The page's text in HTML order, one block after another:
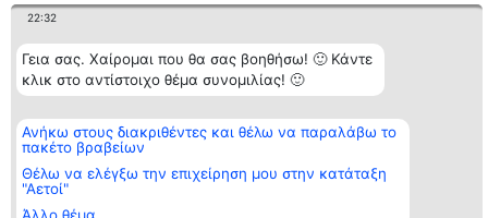
22:32
Γεια σας. Χαίρομαι που θα σας βοηθήσω! 🙂 Κάντε
κλικ στο αντίστοιχο θέμα συνομιλίας! 🙂
Ανήκω στους διακριθέντες και θέλω να παραλάβω το
πακέτο βραβείων
Θέλω να ελέγξω την επιχείρηση μου στην κατάταξη
"Αετοί"
Διοργανωτής της
BEAUTIFUL COMPANY
Μονοπρόσωπη ΙΚΕ
ΤΗΛ. ΕΠΙΚΟΙΝΩΝΙΑΣ:
2104128019
aetoi@beautifulcompany.co
των
διακριθέντων
Μεθοδολογία
προϋποθέσεις
ΑΠΟΡΡΗΤΟΥ